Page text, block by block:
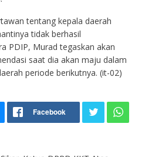
tentang kepala daerah
tidak berhasil
PDIP, Murad tegaskan akan
saat dia akan maju dalam
periode berikutnya. (it-02)